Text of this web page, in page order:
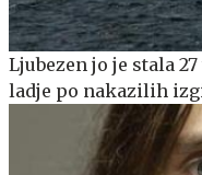
Ljubezen jo je stala
ladje po nakazilih